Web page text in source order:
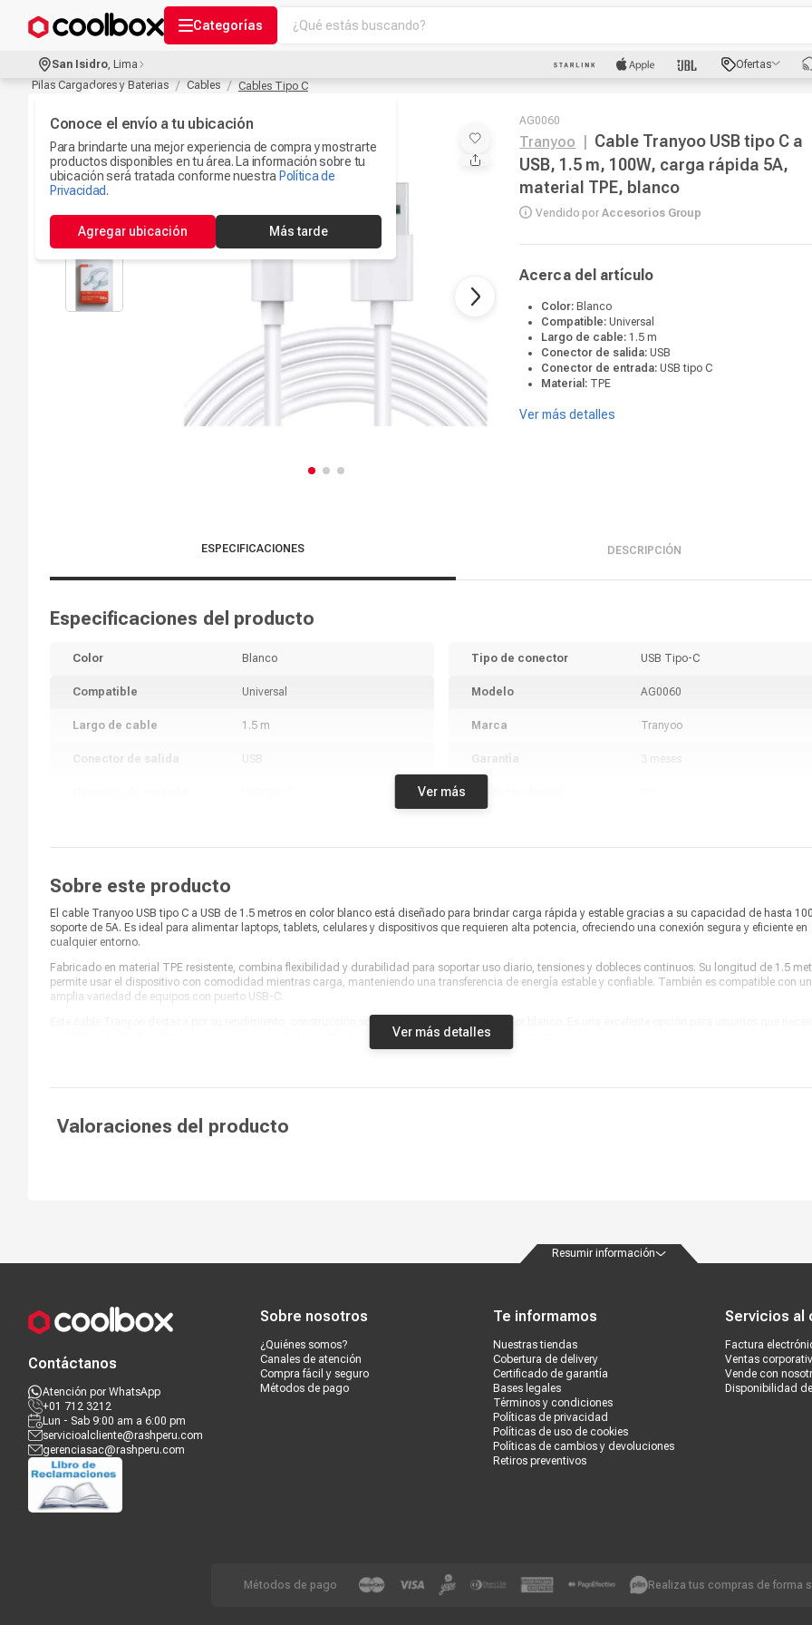
Categorías
¿Qué estás buscando?
1.
3.
Ipad
Microfono
Iphone 17
Parlantes Bluetooth
9.
Smartwach
10.
Accesorios Computo
San Isidro, Lima
Conoce el envío a tu ubicación
Para brindarte una mejor experiencia de compra y mostrarte
productos disponibles en tu área. La información sobre tu
ubicación será tratada conforme nuestra Política de
Privacidad.
Agregar ubicación Más tarde
Ofertas
Pilas Cargadores y Baterias
Cables Cables Tipo C
AG0060
Tranyoo
Cable Tranyoo USB tipo C a
USB, 1.5 m, 100W, carga rápida 5A,
material TPE, blanco
Vendido por Accesorios Group
Acerca del artículo
Color: Blanco
Compatible:Universal
Largo de cable: 1.5 m
Conector de salida:USB
Conector de entrada:USB tipo C
Material: TPE
Ver más detalles
ESPECIFICACIONES DESCRIPCIÓN
Especificaciones del producto
Color Blanco
Compatible Universal
Largo de cable 1.5 m
Conector de salida USB
Tipo de conector USB Tipo-C
Modelo AG0060
Marca Tranyoo
Garantía 3 meses
Ver más
Sobre este producto
El cable Tranyoo USB tipo C a USB de 1.5 metros en color blanco está diseñado para brindar carga rápida y estable gracias a su capacidad de hasta
soporte de 5A. Es ideal para alimentar laptops, tablets, celulares y dispositivos que requieren alta potencia, ofreciendo una conexión segura y eficiente en
cualquier entorno.
Fabricado en material TPE resistente, combina flexibilidad y durabilidad para soportar uso diario, tensiones y dobleces continuos. Su longitud de 1.5
permite usar el dispositivo con comodidad mientras carga, manteniendo una transferencia de energía estable y confiable. También es compatible con
amplia variedad de equipos con puerto USB-C.
un cable rápido, duradero y seguro, ideal para trabajo, estudio o uso personal en casa o en movimiento.
Ver más detalles
Valoraciones del producto
Resumir información
Contáctanos
Atención por WhatsApp
+01 712 3212
Lun - Sab 9:00 am a 6:00 pm
servicioalcliente@rashperu.com
gerenciasac@rashperu.com
Sobre nosotros
¿Quiénes somos?
Canales de atención
Compra fácil y seguro
Métodos de pago
Te informamos
Nuestras tiendas
Cobertura de delivery
Certificado de garantía
Bases legales
Términos y condiciones
Políticas de privacidad
Políticas de uso de cookies
Políticas de cambios y devoluciones
Retiros preventivos
Servicios al
Factura
Ventas
Vende con
Disponibilidad
Métodos de pago Realiza tus compras de forma